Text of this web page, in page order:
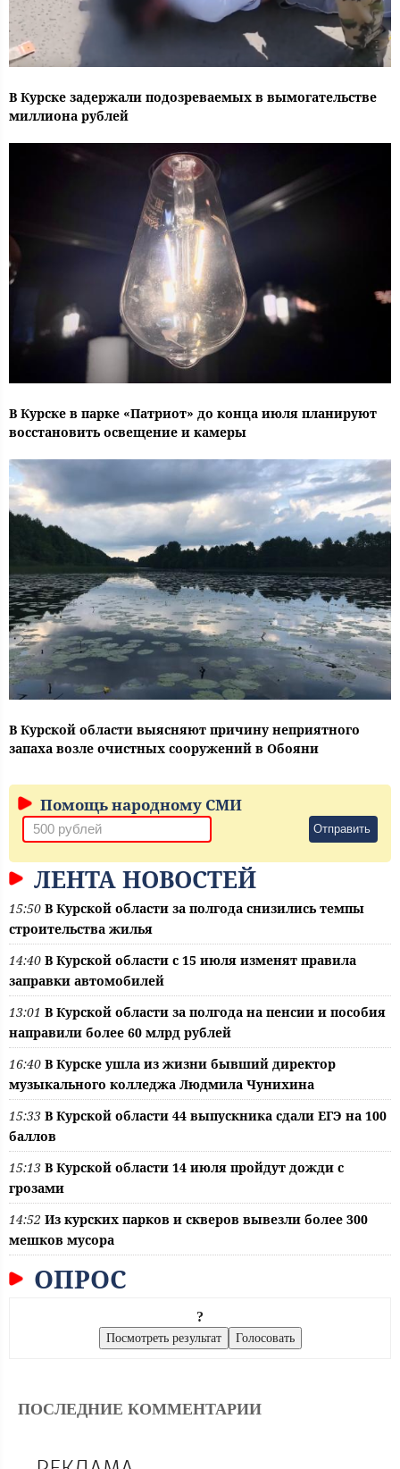
В Курске задержали подозреваемых в вымогательстве
миллиона рублей
В Курске в парке «Патриот» до конца июля планируют
восстановить освещение и камеры
В Курской области выясняют причину неприятного
запаха возле очистных сооружений в Обояни
Помощь народному СМИ
Отправить
ЛЕНТА НОВОСТЕЙ
15:50 В Курской области за полгода снизились темпы
строительства жилья
14:40 В Курской области с 15 июля изменят правила
заправки автомобилей
13:01 В Курской области за полгода на пенсии и пособия
направили более 60 млрд рублей
16:40 В Курске ушла из жизни бывший директор
музыкального колледжа Людмила Чунихина
15:33 В Курской области 44 выпускника сдали ЕГЭ на 100
баллов
15:13 В Курской области 14 июля пройдут дожди с
грозами
14:52 Из курских парков и скверов вывезли более 300
мешков мусора
ОПРОС
?
ПОСЛЕДНИЕ КОММЕНТАРИИ